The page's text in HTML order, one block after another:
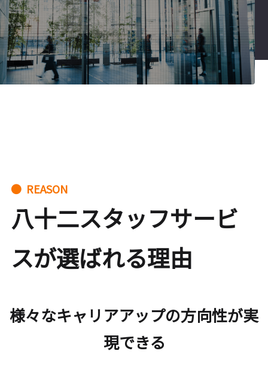
● REASON
八十二スタッフサービ
スが選ばれる理由
様々なキャリアアップの方向性が実
現できる